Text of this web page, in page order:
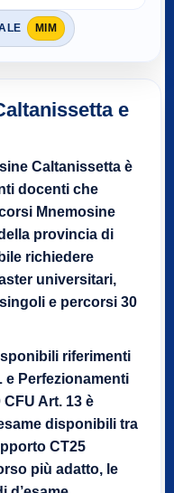
MIM
e
Caltanissetta è
docenti che
Mnemosine
provincia di
richiedere
universitari,
e percorsi 30
riferimenti
e Perfezionamenti
Art. 13 è
disponibili tra
CT25
più adatto, le